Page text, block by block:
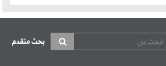
بحث متقدم